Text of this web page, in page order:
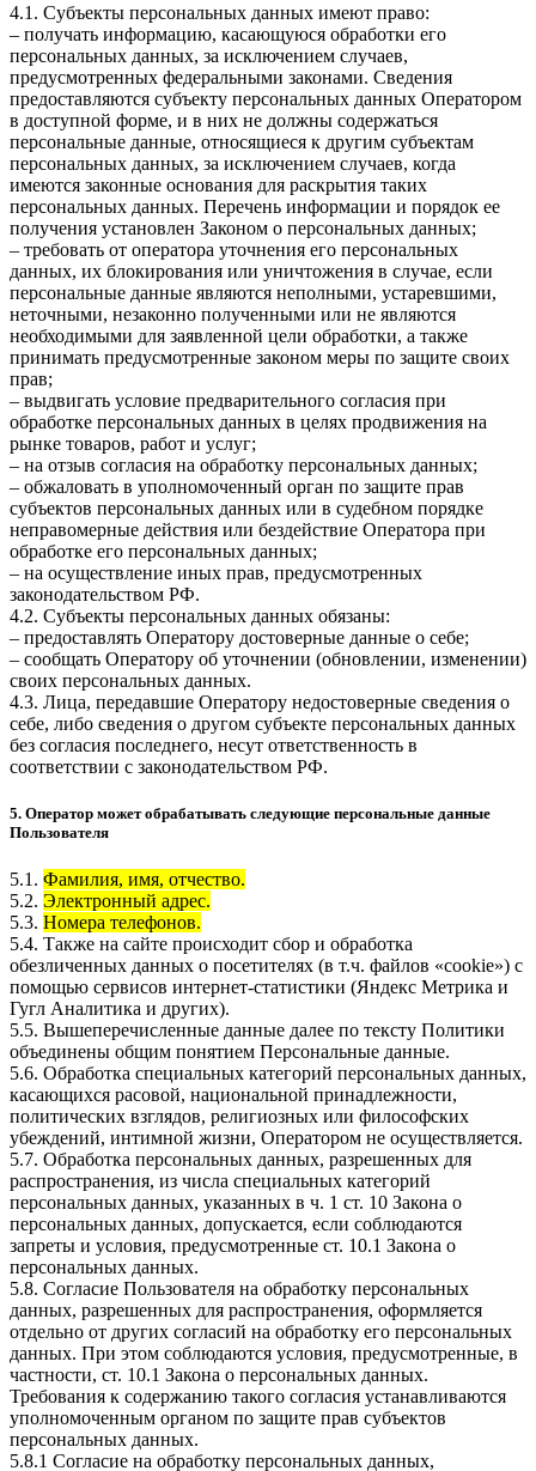
4.1. Субъекты персональных данных имеют право:
– получать информацию, касающуюся обработки его
персональных данных, за исключением случаев,
предусмотренных федеральными законами. Сведения
предоставляются субъекту персональных данных Оператором
в доступной форме, и в них не должны содержаться
персональные данные, относящиеся к другим субъектам
персональных данных, за исключением случаев, когда
имеются законные основания для раскрытия таких
персональных данных. Перечень информации и порядок ее
получения установлен Законом о персональных данных;
– требовать от оператора уточнения его персональных
данных, их блокирования или уничтожения в случае, если
персональные данные являются неполными, устаревшими,
неточными, незаконно полученными или не являются
необходимыми для заявленной цели обработки, а также
принимать предусмотренные законом меры по защите своих
прав;
– выдвигать условие предварительного согласия при
обработке персональных данных в целях продвижения на
рынке товаров, работ и услуг;
– на отзыв согласия на обработку персональных данных;
– обжаловать в уполномоченный орган по защите прав
субъектов персональных данных или в судебном порядке
неправомерные действия или бездействие Оператора при
обработке его персональных данных;
– на осуществление иных прав, предусмотренных
законодательством РФ.
4.2. Субъекты персональных данных обязаны:
– предоставлять Оператору достоверные данные о себе;
– сообщать Оператору об уточнении (обновлении, изменении)
своих персональных данных.
4.3. Лица, передавшие Оператору недостоверные сведения о
себе, либо сведения о другом субъекте персональных данных
без согласия последнего, несут ответственность в
соответствии с законодательством РФ.
5. Оператор может обрабатывать следующие персональные данные
Пользователя
5.1. Фамилия, имя, отчество.
5.2. Электронный адрес.
5.3. Номера телефонов.
5.4. Также на сайте происходит сбор и обработка
обезличенных данных о посетителях (в т.ч. файлов «cookie») с
помощью сервисов интернет-статистики (Яндекс Метрика и
Гугл Аналитика и других).
5.5. Вышеперечисленные данные далее по тексту Политики
объединены общим понятием Персональные данные.
5.6. Обработка специальных категорий персональных данных,
касающихся расовой, национальной принадлежности,
политических взглядов, религиозных или философских
убеждений, интимной жизни, Оператором не осуществляется.
5.7. Обработка персональных данных, разрешенных для
распространения, из числа специальных категорий
персональных данных, указанных в ч. 1 ст. 10 Закона о
персональных данных, допускается, если соблюдаются
запреты и условия, предусмотренные ст. 10.1 Закона о
персональных данных.
5.8. Согласие Пользователя на обработку персональных
данных, разрешенных для распространения, оформляется
отдельно от других согласий на обработку его персональных
данных. При этом соблюдаются условия, предусмотренные, в
частности, ст. 10.1 Закона о персональных данных.
Требования к содержанию такого согласия устанавливаются
уполномоченным органом по защите прав субъектов
персональных данных.
5.8.1 Согласие на обработку персональных данных,